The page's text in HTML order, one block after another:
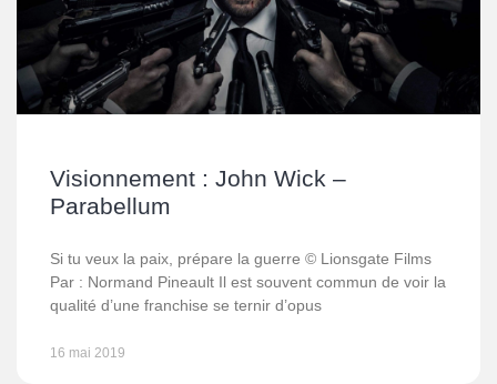
Visionnement : John Wick –
Parabellum
Si tu veux la paix, prépare la guerre © Lionsgate Films
Par : Normand Pineault Il est souvent commun de voir la
qualité d’une franchise se ternir d’opus
16 mai 2019